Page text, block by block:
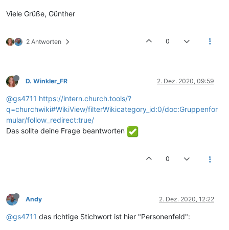
Viele Grüße, Günther
2 Antworten 0
D. Winkler_FR 2. Dez. 2020, 09:59
@gs4711 https://intern.church.tools/?
q=churchwiki#WikiView/filterWikicategory_id:0/doc:Gruppenfor
mular/follow_redirect:true/
Das sollte deine Frage beantworten
0
Andy 2. Dez. 2020, 12:22
@gs4711 das richtige Stichwort ist hier "Personenfeld":